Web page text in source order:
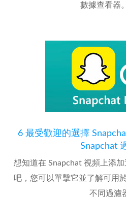
數據查看器。
6 最受歡迎的選擇
Snapchat
想知道在 Snapchat 視頻上添
吧，您可以單擊它並了解可用
不同過濾